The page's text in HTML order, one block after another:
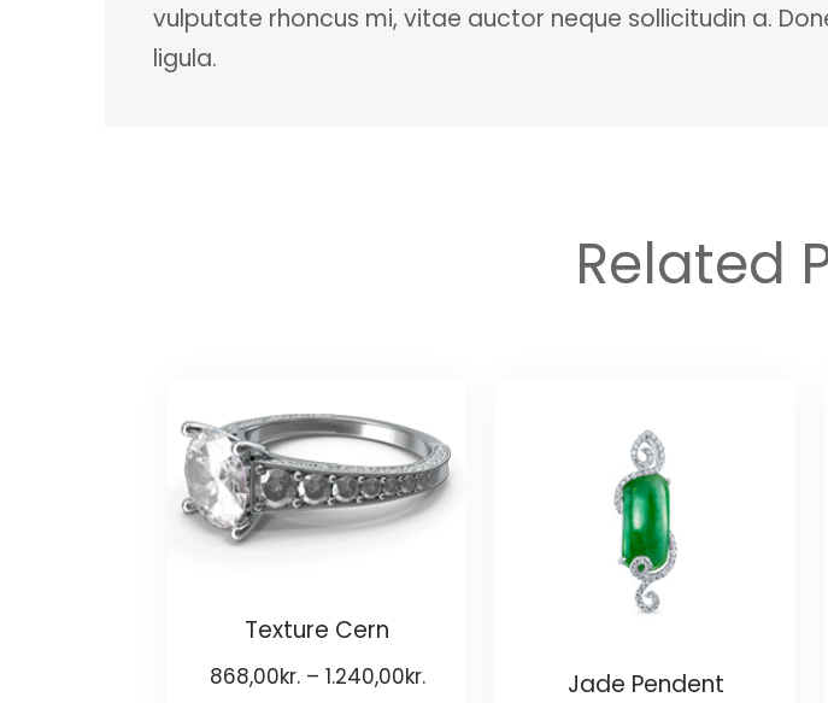
vulputate rhoncus mi, vitae auctor neque sollicitudin a.
ligula.
Related
Texture Cern
868,00kr.– 1.240,00kr. Jade Pendent